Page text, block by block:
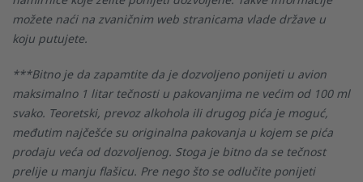
možete naći na zvaničnim web stranicama vlade države u
koju putujete.
***Bitno je da zapamtite da je dozvoljeno ponijeti u avion
maksimalno 1 litar tečnosti u pakovanjima ne većim od 100 ml
svako. Teoretski, prevoz alkohola ili drugog pića je moguć,
međutim najčešće su originalna pakovanja u kojem se pića
prodaju veća od dozvoljenog. Stoga je bitno da se tečnost
prelije u manju flašicu. Pre nego što se odlučite ponijeti